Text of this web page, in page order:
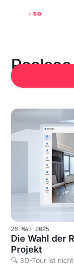
Realsee
26 MAI 2025
Die Wahl der
Projekt
🔍 3D-Tour ist